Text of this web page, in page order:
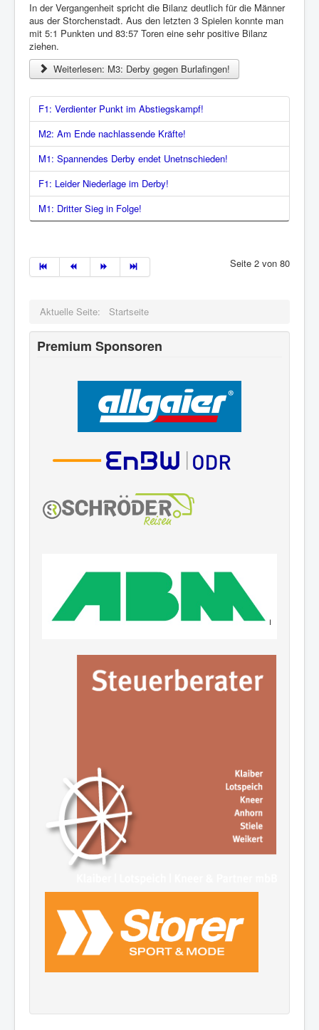
In der Vergangenheit spricht die Bilanz deutlich für die Männer
aus der Storchenstadt. Aus den letzten 3 Spielen konnte man
mit 5:1 Punkten und 83:57 Toren eine sehr positive Bilanz
ziehen.
Weiterlesen: M3: Derby gegen Burlafingen!
F1: Verdienter Punkt im Abstiegskampf!
M2: Am Ende nachlassende Kräfte!
M1: Spannendes Derby endet Unetnschieden!
F1: Leider Niederlage im Derby!
M1: Dritter Sieg in Folge!
Seite 2 von 80
Aktuelle Seite: Startseite
Premium Sponsoren